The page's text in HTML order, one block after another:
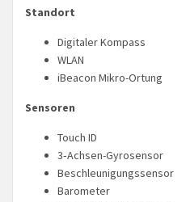
Standort
Digitaler Kompass
WLAN
iBeacon Mikro-Ortung
Sensoren
Touch ID
3‑Achsen-Gyrosensor
Beschleunigungs­sensor
Barometer